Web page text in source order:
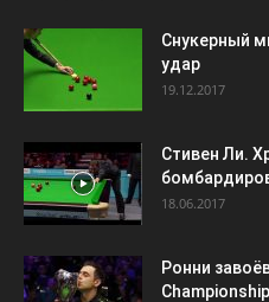
Снукерный
удар
19.12.2017
Стивен Ли.
18.06.2017
Ронни
Championship